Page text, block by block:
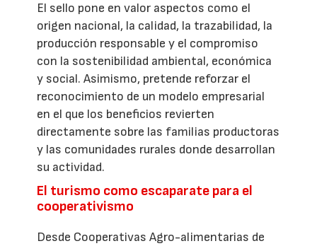
El sello pone en valor aspectos como el
origen nacional, la calidad, la trazabilidad, la
producción responsable y el compromiso
con la sostenibilidad ambiental, económica
y social. Asimismo, pretende reforzar el
reconocimiento de un modelo empresarial
en el que los beneficios revierten
directamente sobre las familias productoras
y las comunidades rurales donde desarrollan
su actividad.
El turismo como escaparate para el
cooperativismo
Desde Cooperativas Agro-alimentarias de